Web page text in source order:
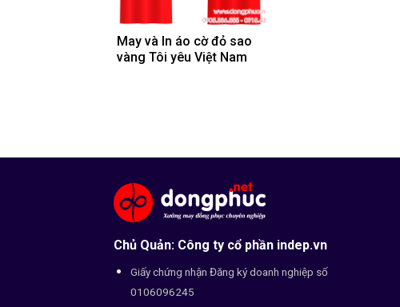
May và In áo cờ đỏ sao
vàng Tôi yêu Việt Nam
Chủ Quản: Công ty cổ phần indep.vn
Giấy chứng nhận Đăng ký doanh nghiệp số
0106096245